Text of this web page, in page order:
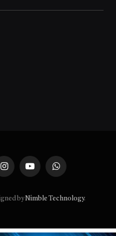
InstagramYouTubeWhatsApp
byNimble Technology.